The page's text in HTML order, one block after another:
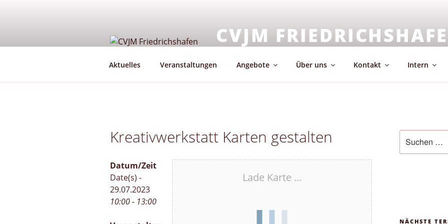
CVJM
Aktuelles Veranstaltungen Angebote Über uns Kontakt Intern
Kreativwerkstatt Karten gestalten
Lade Karte ...
Datum/Zeit
Date(s) -
29.07.2023
10:00 - 13:00
nach:
NÄCHSTE